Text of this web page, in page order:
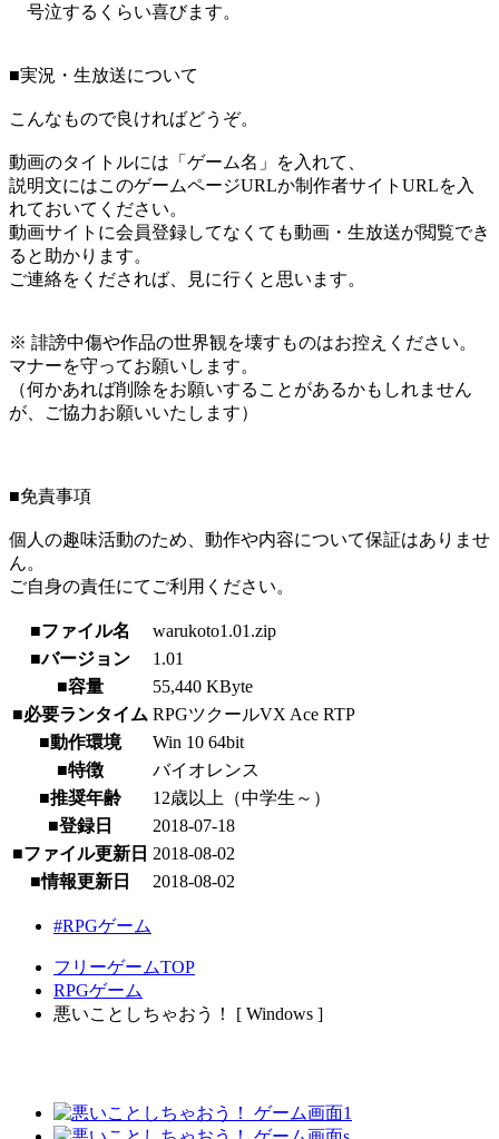
号泣するくらい喜びます。
■実況・生放送について
こんなもので良ければどうぞ。
動画のタイトルには「ゲーム名」を入れて、
説明文にはこのゲームページURLか制作者サイトURLを入
れておいてください。
動画サイトに会員登録してなくても動画・生放送が閲覧でき
ると助かります。
ご連絡をくだされば、見に行くと思います。
※ 誹謗中傷や作品の世界観を壊すものはお控えください。
マナーを守ってお願いします。
（何かあれば削除をお願いすることがあるかもしれません
が、ご協力お願いいたします）
■免責事項
個人の趣味活動のため、動作や内容について保証はありませ
ん。
ご自身の責任にてご利用ください。
■ファイル名
warukoto1.01.zip
■バージョン
1.01
■容量
55,440 KByte
■必要ランタイム RPGツクールVX Ace RTP
■動作環境
Win 10 64bit
■特徴
バイオレンス
■推奨年齢
12歳以上（中学生～）
■登録日
2018-07-18
■ファイル更新日 2018-08-02
■情報更新日
2018-08-02
#RPGゲーム
フリーゲームTOP
RPGゲーム
悪いことしちゃおう！ [ Windows ]